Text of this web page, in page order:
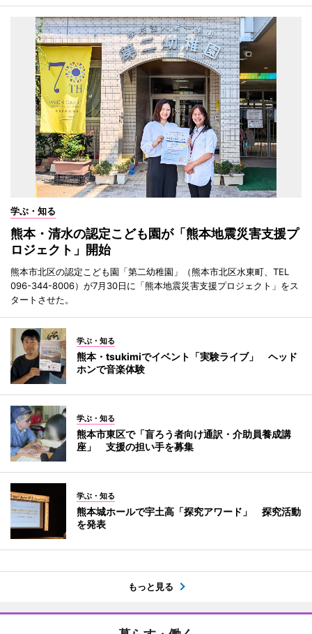
学ぶ・知る
熊本・清水の認定こども園が「熊本地震災害支援プ
ロジェクト」開始
熊本市北区の認定こども園「第二幼稚園」（熊本市北区水東町、TEL
096-344-8006）が7月30日に「熊本地震災害支援プロジェクト」をス
タートさせた。
学ぶ・知る
熊本・tsukimiでイベント「実験ライブ」 ヘッド
ホンで音楽体験
学ぶ・知る
熊本市東区で「盲ろう者向け通訳・介助員養成講
座」 支援の担い手を募集
学ぶ・知る
熊本城ホールで宇土高「探究アワード」 探究活動
を発表
もっと見る